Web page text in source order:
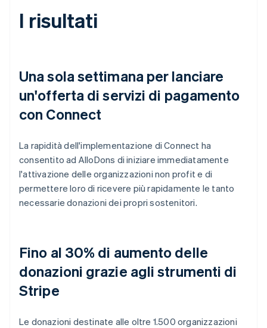
I risultati
Una sola settimana per lanciare
un'offerta di servizi di pagamento
con Connect
La rapidità dell'implementazione di Connect ha
consentito ad AlloDons di iniziare immediatamente
l'attivazione delle organizzazioni non profit e di
permettere loro di ricevere più rapidamente le tanto
necessarie donazioni dei propri sostenitori.
Fino al 30% di aumento delle
donazioni grazie agli strumenti di
Stripe
Le donazioni destinate alle oltre 1.500 organizzazioni